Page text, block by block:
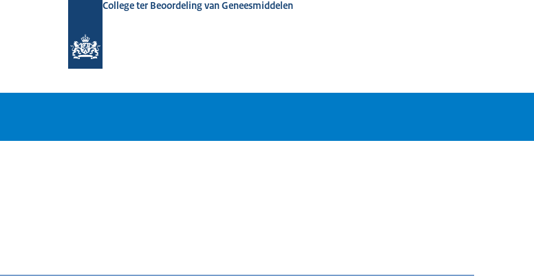
College ter Beoordeling van Geneesmiddelen